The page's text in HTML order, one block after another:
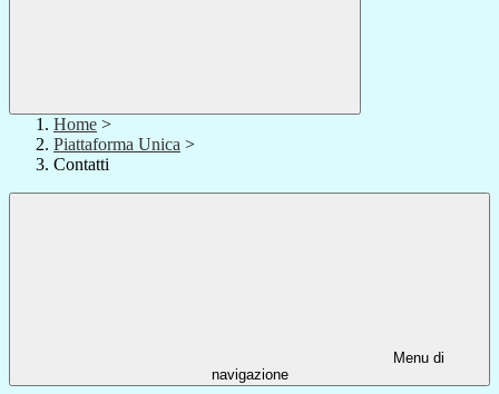
Home >
Piattaforma Unica >
Contatti
Menu di
navigazione